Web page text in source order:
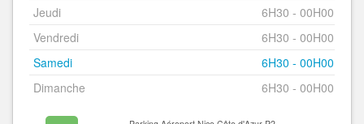
Jeudi
6H30 - 00H00
Vendredi
6H30 - 00H00
Samedi
6H30 - 00H00
Dimanche
6H30 - 00H00